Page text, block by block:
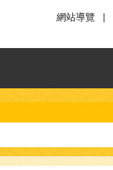
網站導覽